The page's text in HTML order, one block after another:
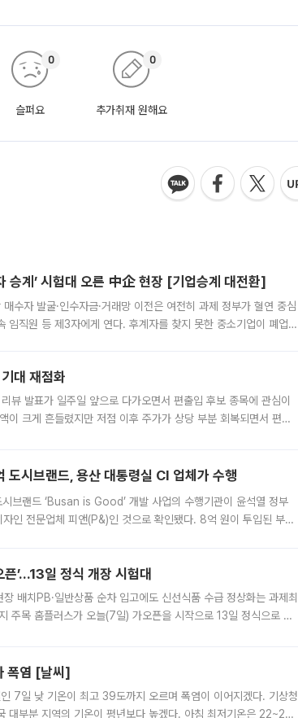
슬퍼요
0
추가취재 원해요
0
승계’ 시험대 오른 中企 현장 [기업승계 대전환]
수자 발굴·인수자금·거래망 이전은 여전히 과제 정부가 혈연 중심
임직원 등 제3자에게 연다. 후계자를 찾지 못한 중소기업이 폐업
대 재점화
뷰 발표가 일주일 앞으로 다가오면서 편출입 후보 종목에 관심이
이 크게 흔들렸지만 저점 이후 주가가 상당 부분 회복되면서 편입
시브랜드, 용산 대통령실 CI 업체가 수행
브랜드 ‘Busan is Good’ 개발 사업의 수행기관이 윤석열 정부
인 전문업체 피앤(P&)인 것으로 확인됐다. 8억 원이 투입된 부산
’...13일 정식 개장 시험대
배치PB·일반상품 순차 입고에도 신선식품 수급 정상화는 과제최
주목 홈플러스가 오늘(7일) 가오픈을 시작으로 13일 정식으로 재
폭염 [날씨]
인 7일 낮 기온이 최고 39도까지 오르며 폭염이 이어지겠다. 기상청
대부분 지역의 기온이 평년보다 높겠다. 아침 최저기온은 22~27